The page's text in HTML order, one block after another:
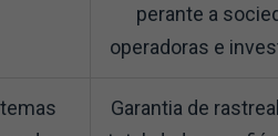
perante a
operadoras e
Garantia de